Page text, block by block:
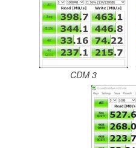
CDM 3